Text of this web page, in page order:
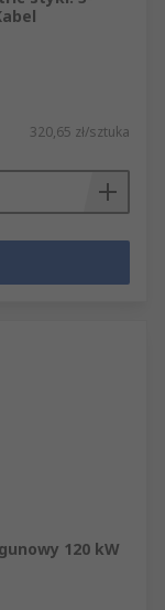
320,65 zł/sztuka
120 kW